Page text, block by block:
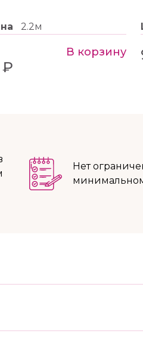
2.2м
₽
В корзину
Нет